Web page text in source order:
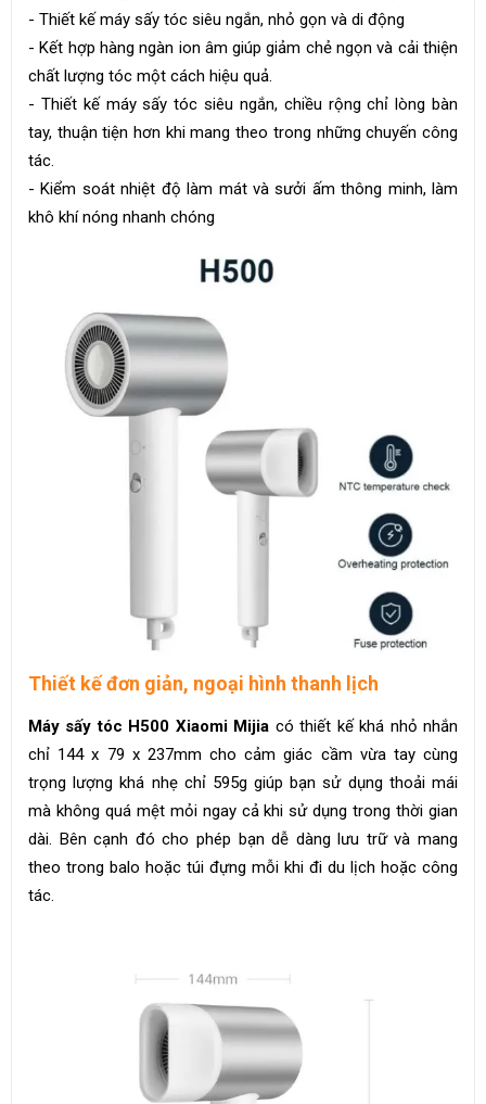
- Thiết kế máy sấy tóc siêu ngắn, nhỏ gọn và di động
- Kết hợp hàng ngàn ion âm giúp giảm chẻ ngọn và cải thiện
chất lượng tóc một cách hiệu quả.
- Thiết kế máy sấy tóc siêu ngắn, chiều rộng chỉ lòng bàn
tay, thuận tiện hơn khi mang theo trong những chuyến công
tác.
- Kiểm soát nhiệt độ làm mát và sưởi ấm thông minh, làm
khô khí nóng nhanh chóng
Thiết kế đơn giản, ngoại hình thanh lịch
Máy sấy tóc H500 Xiaomi Mijia có thiết kế khá nhỏ nhắn
chỉ 144 x 79 x 237mm cho cảm giác cầm vừa tay cùng
trọng lượng khá nhẹ chỉ 595g giúp bạn sử dụng thoải mái
mà không quá mệt mỏi ngay cả khi sử dụng trong thời gian
dài. Bên cạnh đó cho phép bạn dễ dàng lưu trữ và mang
theo trong balo hoặc túi đựng mỗi khi đi du lịch hoặc công
tác.